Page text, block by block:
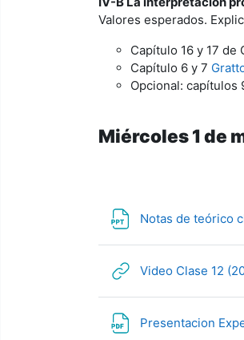
Valores esperados.
Capítulo 16 y 17 de
Capítulo 6 y 7
Opcional: capítulos
Miércoles 1 de
Notas de teórico
Video Clase 12
Presentacion